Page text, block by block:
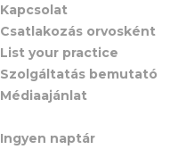
Kapcsolat
Csatlakozás orvosként
List your practice
Szolgáltatás bemutató
Médiaajánlat
Ingyen naptár